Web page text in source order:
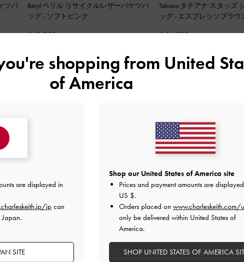
ツバ
Beryl ベリル リサイクルレザーバケツバ
ッグ - ソフトピンク
¥ 11,900
Tatiana タチアナ スタッズ
ッグ - エスプレッソブラウ
¥ 14,900
トバッグ- ブラック
shopping from United
of America
are displayed in
jpcan
SITE
Shop our United States of America site
Prices and payment amounts are
US $.
Orders placed on www.charleskeith.com/
only be delivered within United States of
America.
SHOP UNITED STATES OF AMERICA